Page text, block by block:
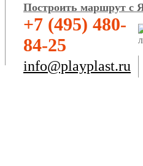
Построить маршрут с
+7 (495) 480-
84-25
info@playplast.ru